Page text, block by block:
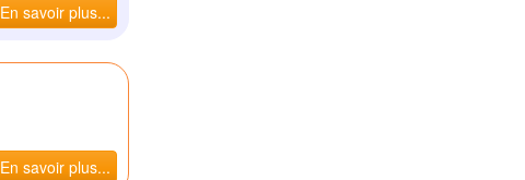
En savoir plus...
En savoir plus...